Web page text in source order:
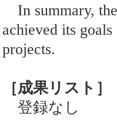
In summary,
achieved its
projects.
［成果リスト］
登録なし